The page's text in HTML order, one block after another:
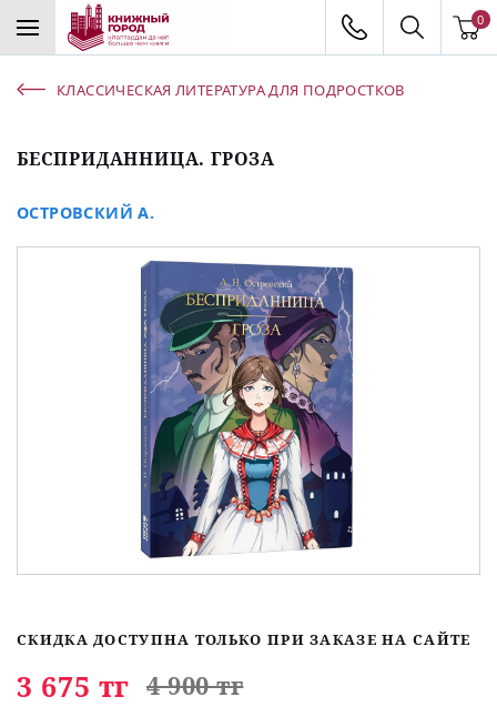
0
КЛАССИЧЕСКАЯ ЛИТЕРАТУРА ДЛЯ ПОДРОСТКОВ
БЕСПРИДАННИЦА. ГРОЗА
ОСТРОВСКИЙ А.
СКИДКА ДОСТУПНА ТОЛЬКО ПРИ ЗАКАЗЕ НА САЙТЕ
3 675 тг 4 900 тг